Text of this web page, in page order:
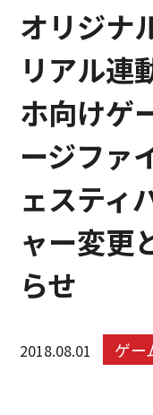
オリジナ
リアル連
ホ向けゲ
ージファ
ェスティ
ャー変更
らせ
2018.08.01 ゲー